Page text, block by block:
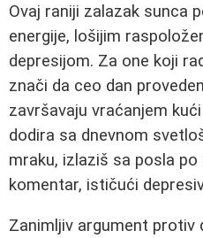
Ovaj raniji zalazak sunca
energije, lošijim
depresijom. Za one koji
znači da ceo dan
završavaju vraćanjem
dodira sa dnevnom
mraku, izlaziš sa posla
komentar, ističući
Zanimljiv argument protiv